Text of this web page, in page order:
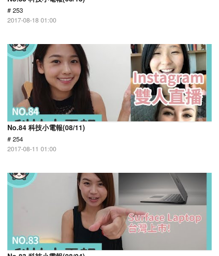
# 253
2017-08-18 01:00
No.84 科技小電報(08/11)
# 254
2017-08-11 01:00